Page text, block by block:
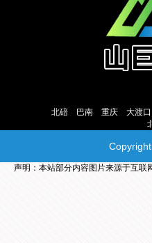
北碚 巴南 重庆 大渡口
声明：本站部分内容图片来源于互联